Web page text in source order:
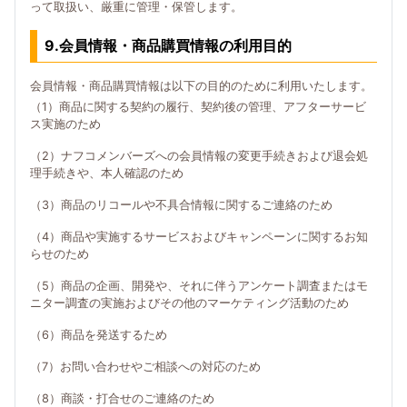
って取扱い、厳重に管理・保管します。
9.会員情報・商品購買情報の利用目的
会員情報・商品購買情報は以下の目的のために利用いたします。
（1）商品に関する契約の履行、契約後の管理、アフターサービ
ス実施のため
（2）ナフコメンバーズへの会員情報の変更手続きおよび退会処
理手続きや、本人確認のため
（3）商品のリコールや不具合情報に関するご連絡のため
（4）商品や実施するサービスおよびキャンペーンに関するお知
らせのため
（5）商品の企画、開発や、それに伴うアンケート調査またはモ
ニター調査の実施およびその他のマーケティング活動のため
（6）商品を発送するため
（7）お問い合わせやご相談への対応のため
（8）商談・打合せのご連絡のため